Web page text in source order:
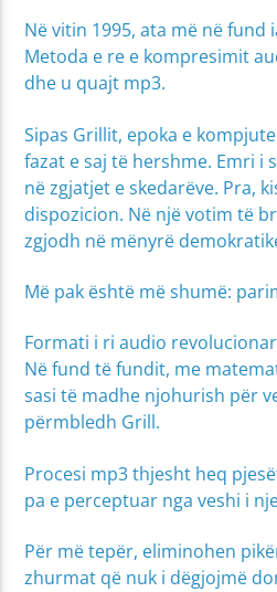
Në vitin 1995, ata më në fund
Metoda e re e kompresimit
dhe u quajt mp3.
Sipas Grillit, epoka e
fazat e saj të hershme. Emri i
në zgjatjet e skedarëve. Pra,
dispozicion. Në një votim të
zgjodh në mënyrë
Më pak është më shumë:
Formati i ri audio
Në fund të fundit, me
sasi të madhe njohurish për
përmbledh Grill.
Procesi mp3 thjesht heq
pa e perceptuar nga veshi i
Për më tepër, eliminohen
zhurmat që nuk i dëgjojmë